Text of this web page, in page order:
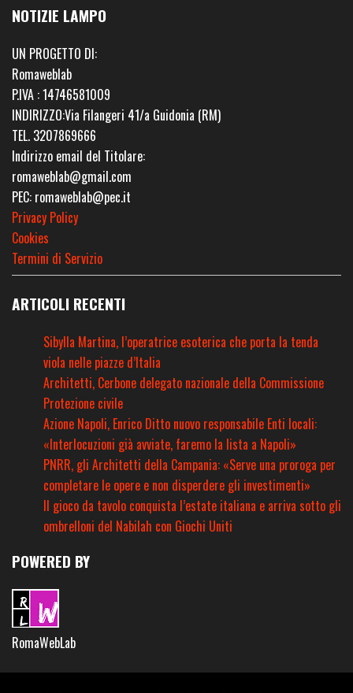
NOTIZIE LAMPO
UN PROGETTO DI:
Romaweblab
P.IVA : 14746581009
INDIRIZZO:Via Filangeri 41/a Guidonia (RM)
TEL. 3207869666
Indirizzo email del Titolare:
romaweblab@gmail.com
PEC: romaweblab@pec.it
Privacy Policy
Cookies
Termini di Servizio
ARTICOLI RECENTI
Sibylla Martina, l’operatrice esoterica che porta la tenda
viola nelle piazze d’Italia
Architetti, Cerbone delegato nazionale della Commissione
Protezione civile
Azione Napoli, Enrico Ditto nuovo responsabile Enti locali:
«Interlocuzioni già avviate, faremo la lista a Napoli»
PNRR, gli Architetti della Campania: «Serve una proroga per
completare le opere e non disperdere gli investimenti»
Il gioco da tavolo conquista l’estate italiana e arriva sotto gli
ombrelloni del Nabilah con Giochi Uniti
POWERED BY
RomaWebLab